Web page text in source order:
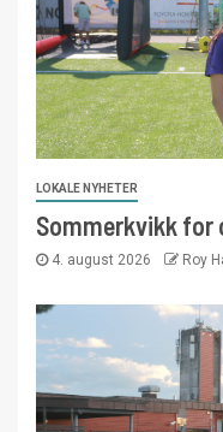
LOKALE NYHETER
Sommerkvikk for
4. august 2026 Roy